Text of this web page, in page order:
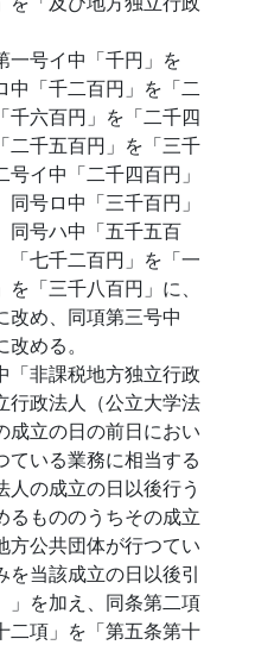
一号イ中「千円」を
中「千二百円」を「二
千六百円」を「二千四
二千五百円」を「三千
イ中「二千四百円」
号ロ中「三千百円」
同号ハ中「五千五百
「七千二百円」を「一
「三千八百円」に、
改め、同項第三号中
める。
「非課税地方独立行政
行政法人（公立大学法
成立の日の前日におい
ている業務に相当する
の成立の日以後行う
るもののうちその成立
方公共団体が行つてい
を当該成立の日以後引
」を加え、同条第二項
二項」を「第五条第十